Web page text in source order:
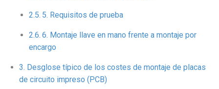
5. Requisitos de prueba
6. Montaje llave en mano frente a montaje por
encargo
Desglose típico de los costes de montaje de placas
de circuito impreso (PCB)